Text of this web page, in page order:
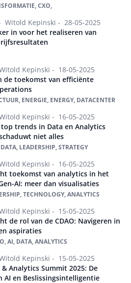
CXO,
Witold Kepinski - 28-05-2025
in voor het realiseren van
Kepinski - 18-05-2025
de toekomst van efficiënte
ENERGIE, ENERGY, DATACENTER
Kepinski - 16-05-2025
trends in Data en Analytics
niet alles
LEADERSHIP, STRATEGY
Kepinski - 16-05-2025
toekomst van analytics in het
AI: meer dan visualisaties
TECHNOLOGY, ANALYTICS
Kepinski - 15-05-2025
de rol van de CDAO: Navigeren in
aspiraties
AI, DATA, ANALYTICS
Kepinski - 15-05-2025
Analytics Summit 2025: De
AI en Beslissingsintelligentie